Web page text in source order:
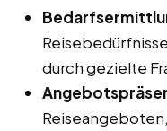
durch gezielte